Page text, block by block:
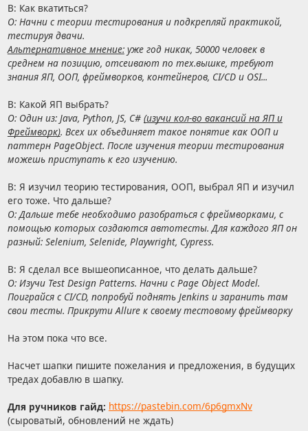
В: Как вкатиться?
О: Начни с теории тестирования и подкрепляй практикой,
тестируя двачи.
Альтернативное мнение:уже год никак, 50000 человек в
среднем на позицию, отсеивают по тех.вышке, требуют
знания ЯП, ООП, фреймворков, контейнеров, CI/CD и OSI...
В: Какой ЯП выбрать?
О: Один из: Java, Python, JS, C# (изучи кол-во вакансий на ЯП и
Фреймворк). Всех их объединяет такое понятие как ООП и
паттерн PageObject. После изучения теории тестирования
можешь приступать к его изучению.
В: Я изучил теорию тестирования, ООП, выбрал ЯП и изучил
его тоже. Что дальше?
О: Дальше тебе необходимо разобраться с фреймворками, с
помощью которых создаются автотесты. Для каждого ЯП он
разный: Selenium, Selenidе, Playwright, Cypress.
В: Я сделал все вышеописанное, что делать дальше?
О: Изучи Test Design Patterns. Начни с Page Object Model.
Поиграйся с CI/CD, попробуй поднять Jenkins и заранить там
свои тесты. Прикрути Allure к своему тестовому фреймворку
На этом пока что все.
Насчет шапки пишите пожелания и предложения, в будущих
тредах добавлю в шапку.
Для ручников гайд: https://pastebin.com/6p6gmxNv
(сыроватый, обновлений не ждать)